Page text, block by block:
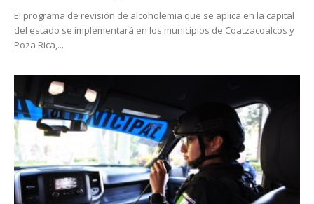
El programa de revisión de alcoholemia que se aplica en la capital
del estado se implementará en los municipios de Coatzacoalcos y
Poza Rica,...